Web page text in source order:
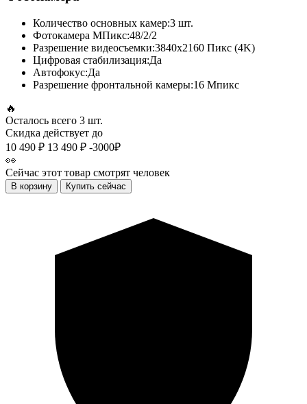
Количество основных камер:3 шт.
Фотокамера МПикс:48/2/2
Разрешение видеосъемки:3840x2160 Пикс (4K)
Цифровая стабилизация:Да
Автофокус:Да
Разрешение фронтальной камеры:16 Мпикс
🔥
Осталось всего 3 шт.
Скидка действует до
10 490 ₽ 13 490 ₽ -3000₽
👀
Сейчас этот товар смотрят человек
В корзину Купить сейчас